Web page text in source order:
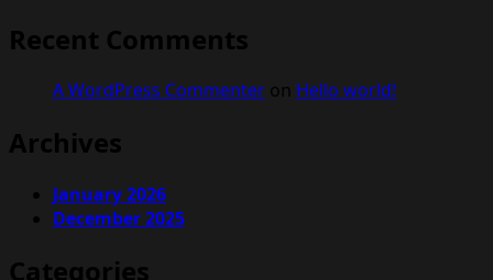
Recent Comments
A WordPress Commenter on Hello world!
Archives
January 2026
December 2025
Categories